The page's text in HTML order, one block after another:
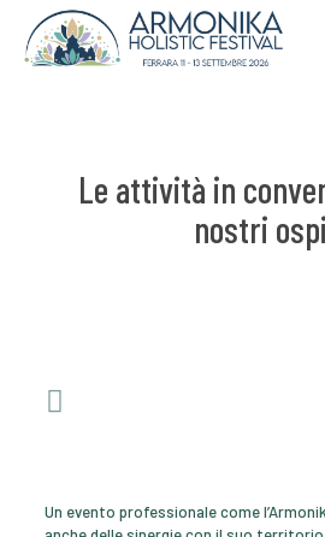
Le attività in
nostri
Un evento professionale come